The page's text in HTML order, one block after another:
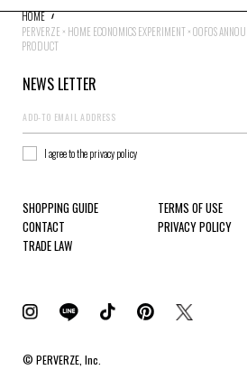
HOME
PERVERZE × HOME ECONOMICS EXPERIMENT × OOFOS
PRODUCT
NEWS LETTER
I agree to the privacy policy
SHOPPING GUIDE
CONTACT
TRADE LAW
TERMS OF USE
PRIVACY POLICY
© PERVERZE, Inc.